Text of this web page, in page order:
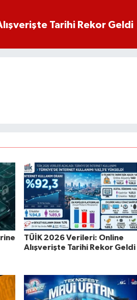
Tarihi Rekor Geldi
TÜİK 2026 Verileri: Online
Alışverişte Tarihi Rekor Geldi